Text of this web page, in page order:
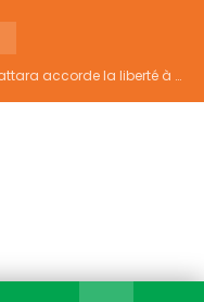
Fête de l’Indépendance : le président Ouattara accorde la liberté à 4 661 détenus